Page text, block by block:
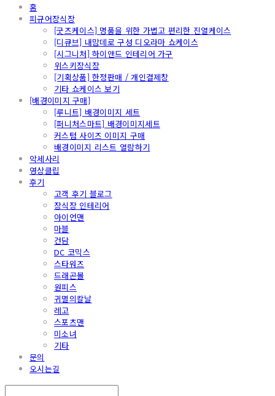
홈
피규어장식장
[굿즈케이스] 명품을 위한 가볍고 편리한 진열케이스
[디큐브] 내맘데로 구성 디오라마 쇼케이스
[시그니처] 하이앤드 인테리어 가구
위스키장식장
[기획상품] 한정판매 / 개인결제창
기타 쇼케이스 보기
[배경이미지 구매]
[루니트] 배경이미지 세트
[퍼니처스마트] 배경이미지세트
커스텀 사이즈 이미지 구매
배경이미지 리스트 열람하기
악세사리
영상클립
후기
고객 후기 블로그
장식장 인테리어
아이언맨
마블
건담
DC 코믹스
스타워즈
드래곤볼
원피스
귀멸의칼날
레고
스포츠맨
미소녀
기타
문의
오시는길